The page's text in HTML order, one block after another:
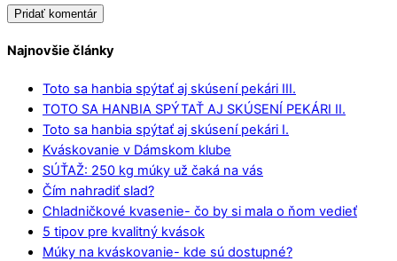
Najnovšie články
Toto sa hanbia spýtať aj skúsení pekári III.
TOTO SA HANBIA SPÝTAŤ AJ SKÚSENÍ PEKÁRI II.
Toto sa hanbia spýtať aj skúsení pekári I.
Kváskovanie v Dámskom klube
SÚŤAŽ: 250 kg múky už čaká na vás
Čím nahradiť slad?
Chladničkové kvasenie- čo by si mala o ňom vedieť
5 tipov pre kvalitný kvások
Múky na kváskovanie- kde sú dostupné?